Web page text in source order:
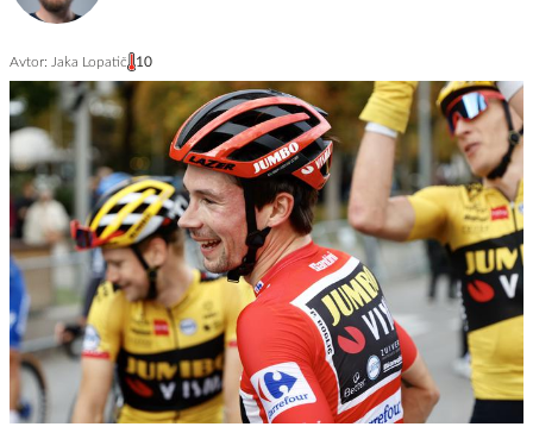
Avtor: Jaka Lopatič 10